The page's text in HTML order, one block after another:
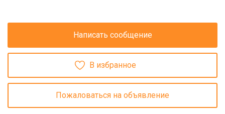
Написать сообщение
В избранное
Пожаловаться на объявление